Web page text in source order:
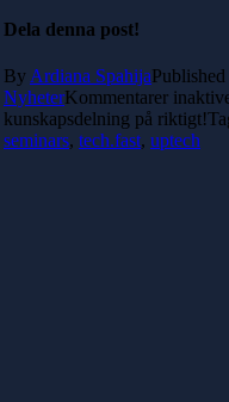
Dela denna post!
By Ardiana Spahija
NyheterKommentarer
kunskapsdelning på riktigt!
seminars, tech.fast, uptech